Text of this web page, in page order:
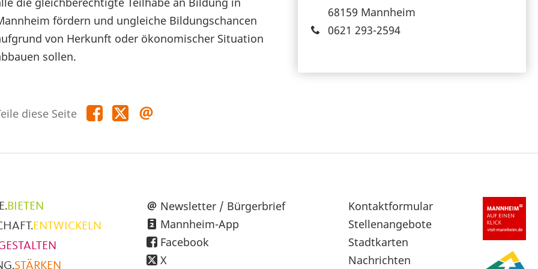
68159 Mannheim
0621 293-2594
fördern und ungleiche Bildungschancen
von Herkunft oder ökonomischer Situation
sollen.
diese Seite Teile
diese
Teile
diese
BIETEN
ENTWICKELN
STÄRKEN
Newsletter / Bürgerbrief
Mannheim-App
Facebook
X
Sekundärnavigation
im
Fußbereich
Kontaktformular
Stellenangebote
Stadtkarten
Nachrichten